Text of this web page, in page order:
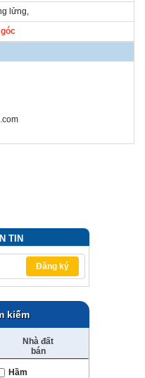
lửng,
TIN
Đăng ký
kiếm
Nhà đất
bán
Hầm